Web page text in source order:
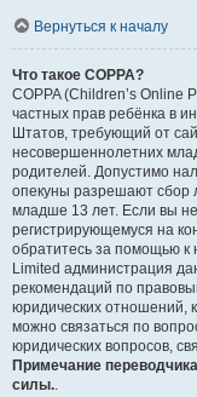
Вернуться к началу
Что такое COPPA?
COPPA (Children’s Online
частных прав ребёнка в
Штатов, требующий от
несовершеннолетних
родителей. Допустимо
опекуны разрешают сбор
младше 13 лет. Если вы
регистрирующемуся на
обратитесь за помощью к
Limited администрация
рекомендаций по
юридических отношений,
можно связаться по
юридических вопросов,
Примечание
силы..